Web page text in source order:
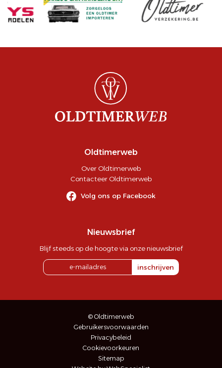
Oldtimerweb
Over Oldtimerweb
Contacteer Oldtimerweb
Volg ons op Facebook
Nieuwsbrief
Blijf steeds op de hoogte via onze nieuwsbrief
inschrijven
© Oldtimerweb
Gebruikersvoorwaarden
Privacybeleid
Cookievoorkeuren
Sitemap